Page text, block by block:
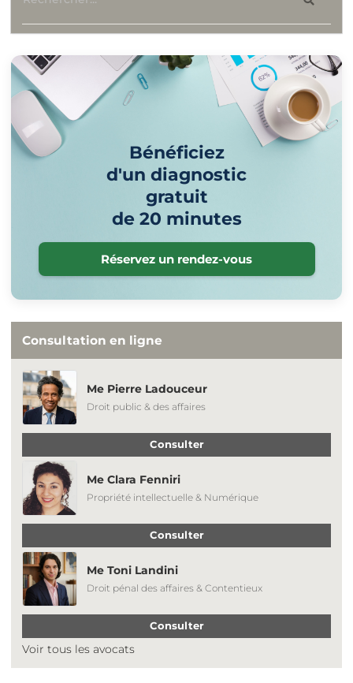
Bénéficiez
d'un diagnostic
gratuit
de 20 minutes
Réservez un rendez-vous
Consultation en ligne
Me Pierre Ladouceur
Droit public & des affaires
Consulter
Me Clara Fenniri
Propriété intellectuelle & Numérique
Consulter
Me Toni Landini
Droit pénal des affaires & Contentieux
Consulter
Voir tous les avocats